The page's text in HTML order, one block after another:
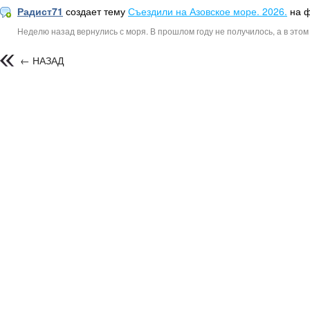
Радист71 создает тему Съездили на Азовское море. 2026. на
Неделю назад вернулись с моря. В прошлом году не получилось, а в
← НАЗАД